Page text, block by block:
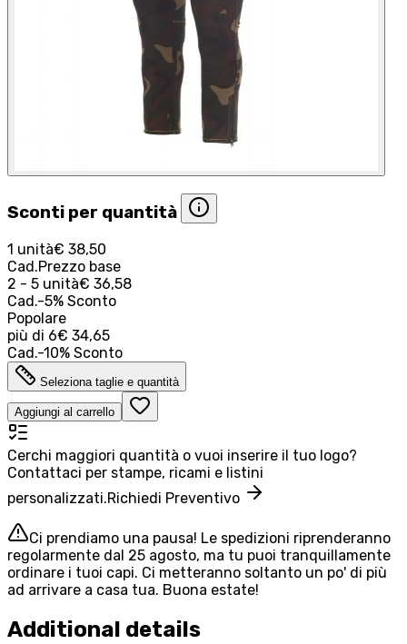
Sconti per quantità
1 unità€ 38,50
Cad.Prezzo base
2 - 5 unità€ 36,58
Cad.-5% Sconto
Popolare
più di 6€ 34,65
Cad.-10% Sconto
Seleziona taglie e quantità
Aggiungi al carrello
Cerchi maggiori quantità o vuoi inserire il tuo logo?
Contattaci per stampe, ricami e listini
personalizzati.Richiedi Preventivo
Ci prendiamo una pausa! Le spedizioni riprenderanno
regolarmente dal 25 agosto, ma tu puoi tranquillamente
ordinare i tuoi capi. Ci metteranno soltanto un po' di più
ad arrivare a casa tua. Buona estate!
Additional details